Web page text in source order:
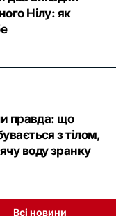
Нілу: як
правда: що
з тілом,
воду зранку
Всі новини